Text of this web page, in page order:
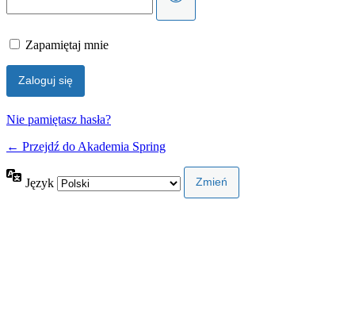
Zapamiętaj mnie
Nie pamiętasz hasła?
← Przejdź do Akademia Spring
Język